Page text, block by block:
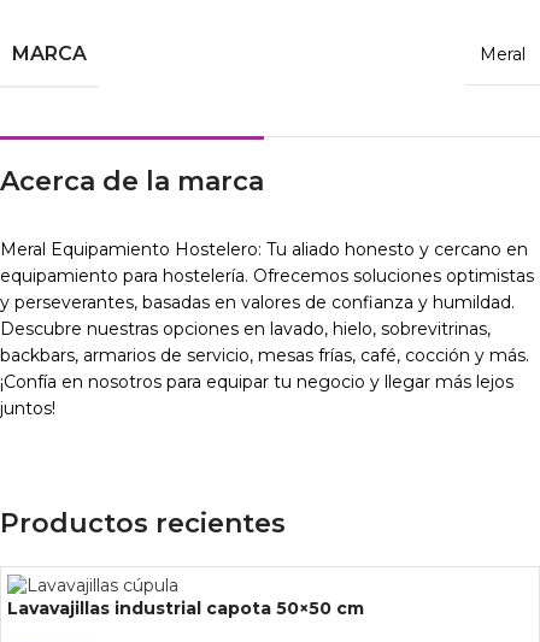
MARCA Meral
Acerca de la marca
Meral Equipamiento Hostelero: Tu aliado honesto y cercano en
equipamiento para hostelería. Ofrecemos soluciones optimistas
y perseverantes, basadas en valores de confianza y humildad.
Descubre nuestras opciones en lavado, hielo, sobrevitrinas,
backbars, armarios de servicio, mesas frías, café, cocción y más.
¡Confía en nosotros para equipar tu negocio y llegar más lejos
juntos!
Productos recientes
Lavavajillas industrial capota 50×50 cm